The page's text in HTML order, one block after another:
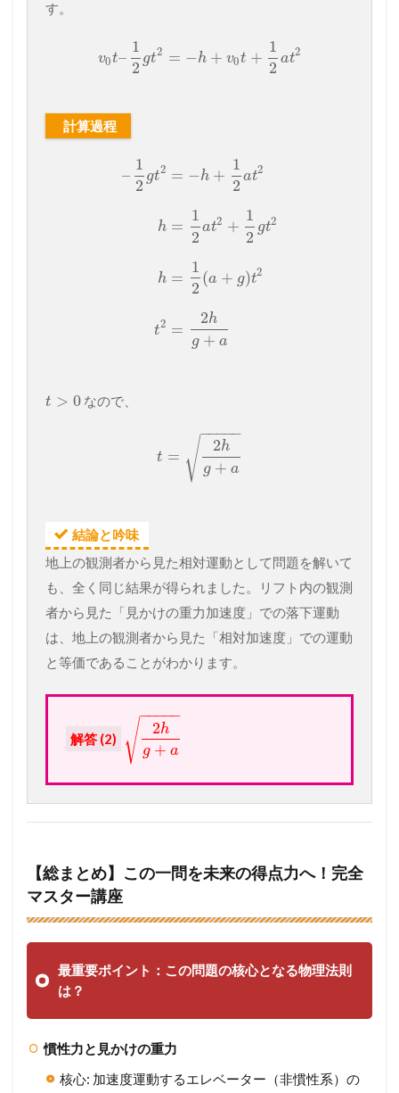
す。
v0t–
1
2
gt2 = −h + v0t +
1
2
at2
計算過程
–
1
2
gt2
h
h
t2
= −h +
1
2
at2
=
1
2
at2 +
1
2
gt2
=
1
2
(a + g)t2
=
2h
g + a
t > 0 なので、
t =
2h
g + a
− −
−−−
√
結論と吟味
地上の観測者から見た相対運動として問題を解いて
も、全く同じ結果が得られました。リフト内の観測
者から見た「見かけの重力加速度」での落下運動
は、地上の観測者から見た「相対加速度」での運動
と等価であることがわかります。
解答 (2)
2h
g + a
− −
−−−
√
【総まとめ】この一問を未来の得点力へ！完全
マスター講座
最重要ポイント：この問題の核心となる物理法則
は？
慣性力と見かけの重力
核心: 加速度運動するエレベーター（非慣性系）の